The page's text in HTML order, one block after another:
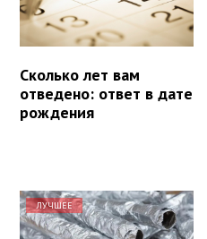
Сколько лет вам
отведено: ответ в дате
рождения
ЛУЧШЕЕ